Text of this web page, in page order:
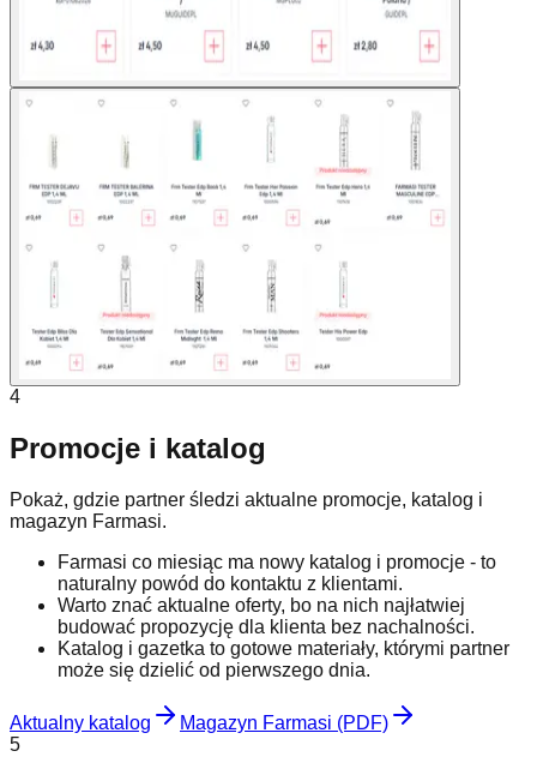
4
Promocje i katalog
Pokaż, gdzie partner śledzi aktualne promocje, katalog i
magazyn Farmasi.
Farmasi co miesiąc ma nowy katalog i promocje - to
naturalny powód do kontaktu z klientami.
Warto znać aktualne oferty, bo na nich najłatwiej
budować propozycję dla klienta bez nachalności.
Katalog i gazetka to gotowe materiały, którymi partner
może się dzielić od pierwszego dnia.
Aktualny katalog
Magazyn Farmasi (PDF)
5